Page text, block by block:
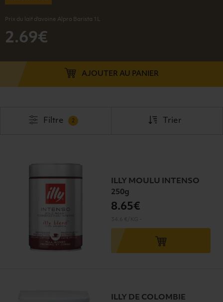
Prix du lait d'avoine Alpro Barista 1L
2.69€
AJOUTER AU PANIER
Filtre 2 Trier
ILLY MOULU INTENSO
250g
8.65€
ILLY DE COLOMBIE